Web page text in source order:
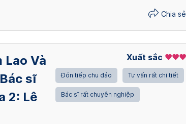
Chia sẻ
Lao Và
sĩ
2: Lê
Xuất sắc
Đón tiếp chu đáo Tư vấn rất chi tiết
Bác sĩ rất chuyên nghiệp